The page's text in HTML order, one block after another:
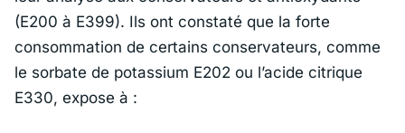
(E200 à E399). Ils ont constaté que la forte
consommation de certains conservateurs, comme
le sorbate de potassium E202 ou l’acide citrique
E330, expose à :